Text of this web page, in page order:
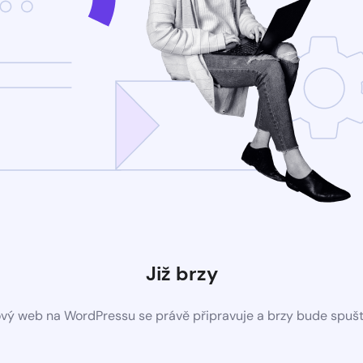
Již brzy
web na WordPressu se právě připravuje a brzy bude